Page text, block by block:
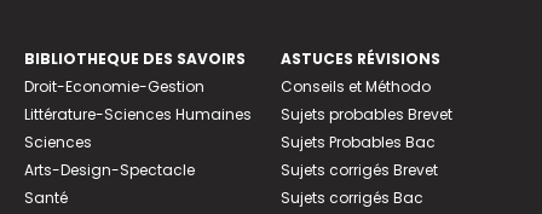
BIBLIOTHEQUE DES SAVOIRS
Droit-Economie-Gestion
Littérature-Sciences Humaines
Sciences
Arts-Design-Spectacle
Santé
ASTUCES RÉVISIONS
Conseils et Méthodo
Sujets probables Brevet
Sujets Probables Bac
Sujets corrigés Brevet
Sujets corrigés Bac